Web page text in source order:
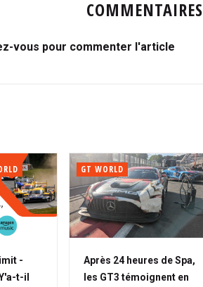
COMMENTAIRES
vous pour commenter l'article
-
t-il
GT WORLD
Après 24 heures de Spa,
les GT3 témoignent en